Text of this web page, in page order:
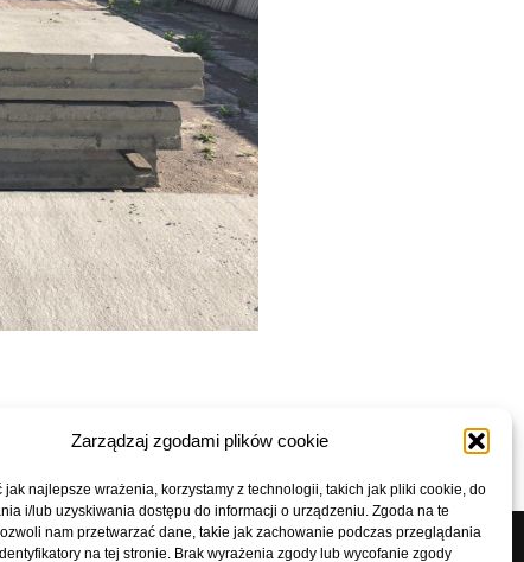
Zarządzaj zgodami plików cookie
jak najlepsze wrażenia, korzystamy z technologii, takich jak pliki cookie, do
i/lub uzyskiwania dostępu do informacji o urządzeniu. Zgoda na te
nam przetwarzać dane, takie jak zachowanie podczas przeglądania
na tej stronie. Brak wyrażenia zgody lub wycofanie zgody
stropowe